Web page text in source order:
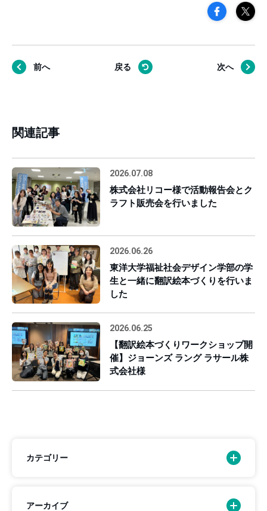
前へ 戻る 次へ
関連記事
2026.07.08
株式会社リコー様で活動報告会とク
ラフト販売会を行いました
2026.06.26
東洋大学福祉社会デザイン学部の学
生と一緒に翻訳絵本づくりを行いま
した
2026.06.25
【翻訳絵本づくりワークショップ開
催】ジョーンズ ラング ラサール株
式会社様
カテゴリー
アーカイブ